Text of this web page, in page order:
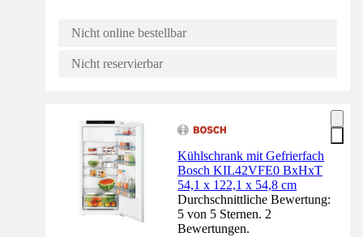
Nicht online bestellbar
Nicht reservierbar
Kühlschrank mit Gefrierfach
Bosch KIL42VFE0 BxHxT
54,1 x 122,1 x 54,8 cm
Durchschnittliche Bewertung:
5 von 5 Sternen. 2
Bewertungen.